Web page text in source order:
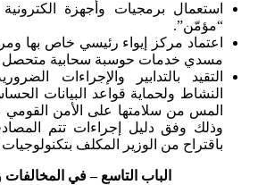
استعمال برمجيات وأجهزة
“مؤمّن”.
اعتماد مركز إيواء رئيسي خاص بها
مسدي خدمات حوسبة سحابية متحصل
التقيد بالتدابير والإجراءات
النشاط ولحماية قواعد البيانات
المس من سلامتها على الأمن القومي
وذلك وفق دليل إجراءات تتم
باقتراح من الوزير المكلف بتكنولوجيات
الباب التاسع – في المخالفات